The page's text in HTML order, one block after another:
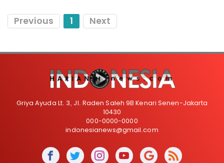
Previous 1 Next
Griya Ayuda Lt. 3, Jl. Raden Saleh 9B Kenari Senen-Jakarta
10430
000-0000-0000
indonesianews@gmail.com